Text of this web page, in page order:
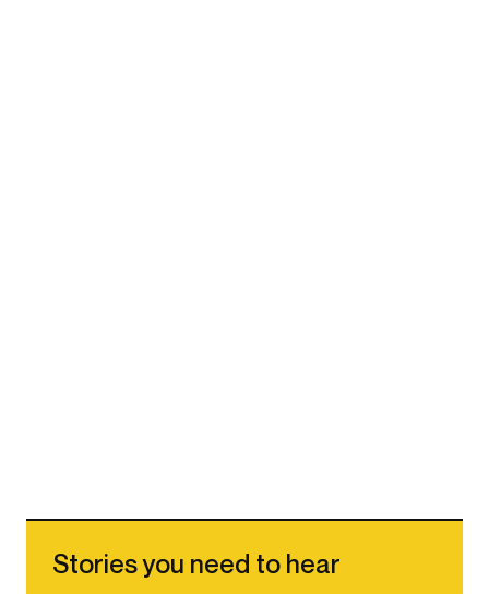
Stories you need to hear